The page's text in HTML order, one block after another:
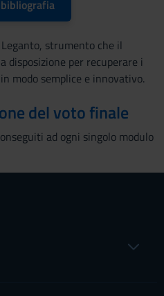
strumento che il
disposizione per recuperare i
modo semplice e innovativo.
del voto finale
ad ogni singolo modulo